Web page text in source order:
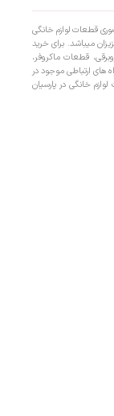
قطعات لوازم خانگی
میباشد. برای خرید
قطعات ماکروفر،
ارتباطی موجود در
خانگی در پارسیان